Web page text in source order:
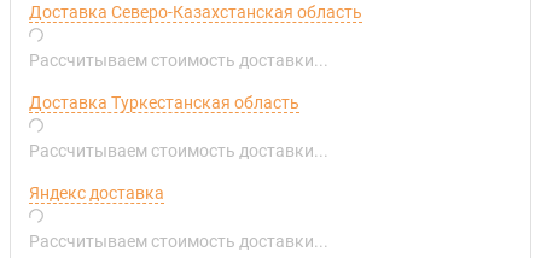
Доставка Северо-Казахстанская область
Рассчитываем стоимость доставки...
Доставка Туркестанская область
Рассчитываем стоимость доставки...
Яндекс доставка
Рассчитываем стоимость доставки...